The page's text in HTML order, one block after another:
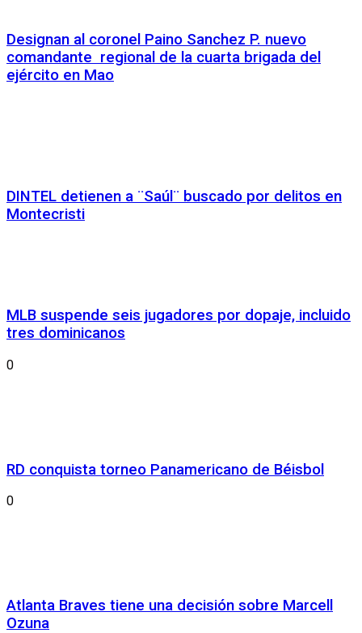
Designan al coronel Paino Sanchez P. nuevo
comandante regional de la cuarta brigada del
ejército en Mao
DINTEL detienen a ¨Saúl¨ buscado por delitos en
Montecristi
MLB suspende seis jugadores por dopaje, incluido
tres dominicanos
0
RD conquista torneo Panamericano de Béisbol
0
Atlanta Braves tiene una decisión sobre Marcell
Ozuna